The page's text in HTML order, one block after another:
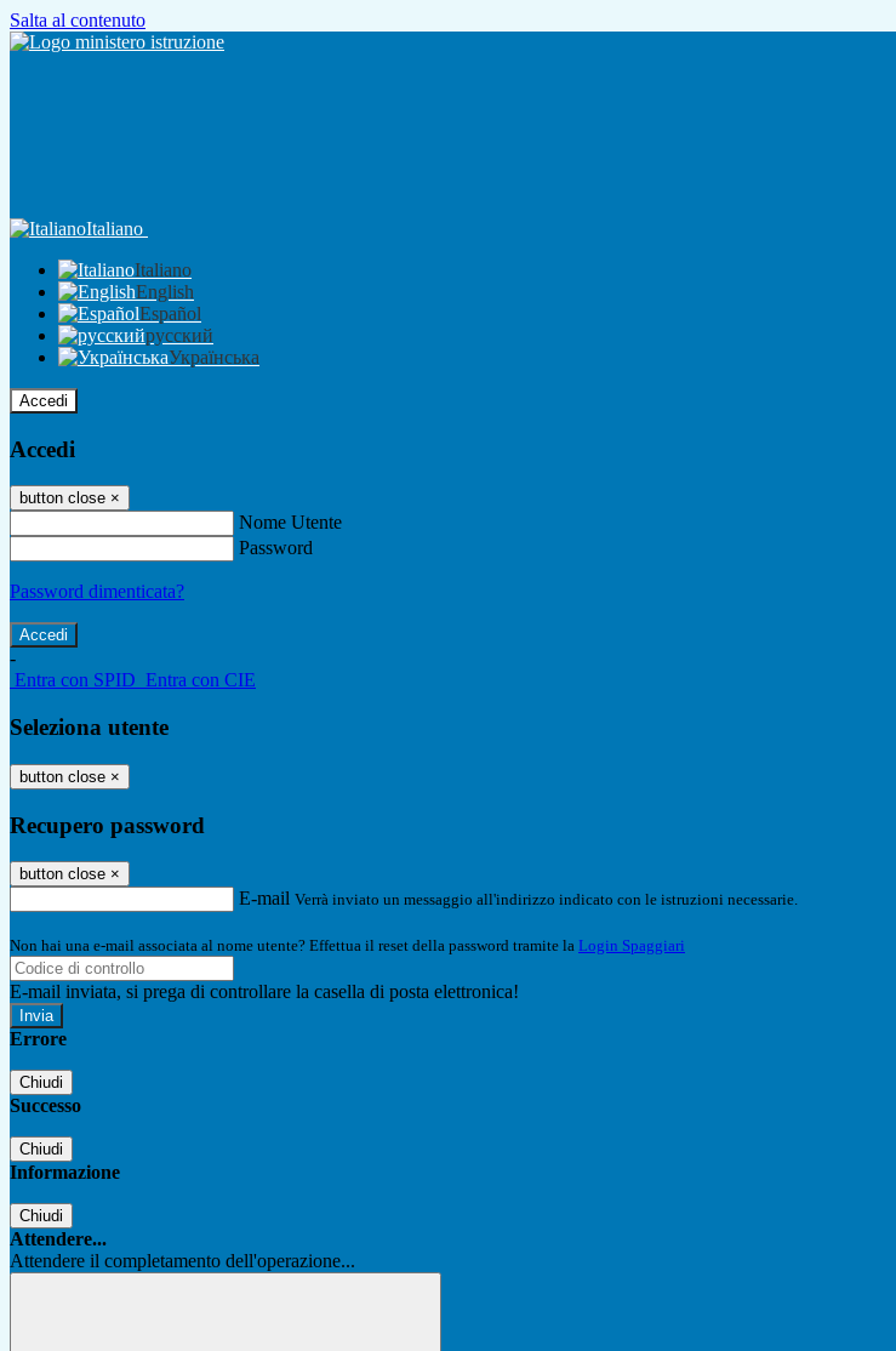
Salta al contenuto
Italiano
Italiano
English
Español
русский
Українська
Accedi
Accedi
button close ×
Nome Utente
Password
Password dimenticata?
-
Entra con SPID Entra con CIE
Seleziona utente
button close ×
Recupero password
button close ×
E-mail Verrà inviato un messaggio all'indirizzo indicato con le istruzioni necessarie.
Non hai una e-mail associata al nome utente? Effettua il reset della password tramite la Login Spaggiari
E-mail inviata, si prega di controllare la casella di posta elettronica!
Errore
Chiudi
Successo
Chiudi
Informazione
Chiudi
Attendere...
Attendere il completamento dell'operazione...